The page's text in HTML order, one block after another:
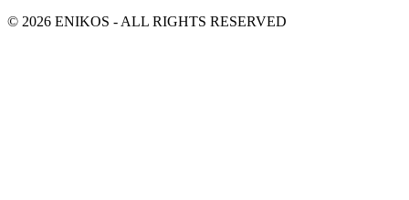
© 2026 ENIKOS - ALL RIGHTS RESERVED